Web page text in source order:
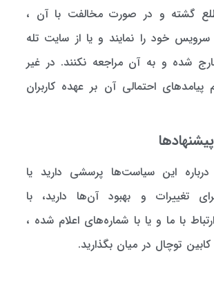
گشته و در صورت مخالفت با آن ،
خود را نمايند و یا از سایت تله
شده و به آن مراجعه نکنند. در غير
احتمالي آن بر عهده کاربران
این سیاست‌ها پرسشی دارید یا
تغییرات و بهبود آن‌ها دارید، با
با ما و یا با شماره‌های اعلام شده ،
کابین توچال در میان بگذارید.